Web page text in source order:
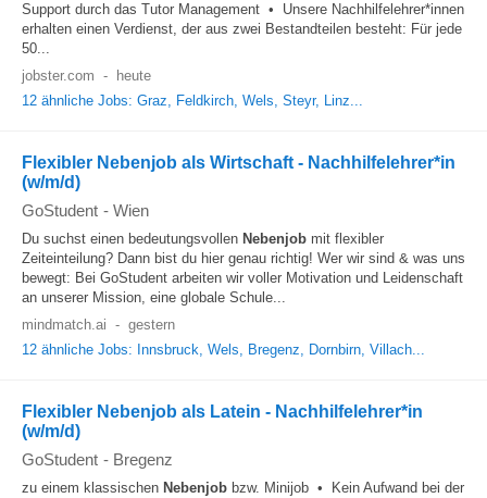
Support durch das Tutor Management • Unsere Nachhilfelehrer*innen
erhalten einen Verdienst, der aus zwei Bestandteilen besteht: Für jede
50...
jobster.com -
heute
12 ähnliche Jobs: Graz, Feldkirch, Wels, Steyr, Linz...
Flexibler Nebenjob als Wirtschaft - Nachhilfelehrer*in
(w/m/d)
GoStudent - Wien
Du suchst einen bedeutungsvollen Nebenjob mit flexibler
Zeiteinteilung? Dann bist du hier genau richtig! Wer wir sind & was uns
bewegt: Bei GoStudent arbeiten wir voller Motivation und Leidenschaft
an unserer Mission, eine globale Schule...
mindmatch.ai - gestern
12 ähnliche Jobs: Innsbruck, Wels, Bregenz, Dornbirn, Villach...
Flexibler Nebenjob als Latein - Nachhilfelehrer*in
(w/m/d)
GoStudent - Bregenz
zu einem klassischen Nebenjob bzw. Minijob • Kein Aufwand bei der